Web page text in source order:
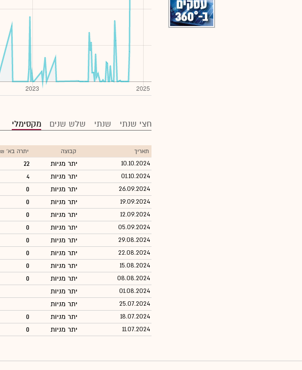
חצי שנתי שנתי שלש שנים מקסימלי
תאריך קבוצה יתרה בא' ₪
10.10.2024 יתר מניות 22
01.10.2024 יתר מניות 4
26.09.2024 יתר מניות 0
19.09.2024 יתר מניות 0
12.09.2024 יתר מניות 0
05.09.2024 יתר מניות 0
29.08.2024 יתר מניות 0
22.08.2024 יתר מניות 0
15.08.2024 יתר מניות 0
08.08.2024 יתר מניות 0
01.08.2024 יתר מניות
25.07.2024 יתר מניות
18.07.2024 יתר מניות 0
11.07.2024 יתר מניות 0